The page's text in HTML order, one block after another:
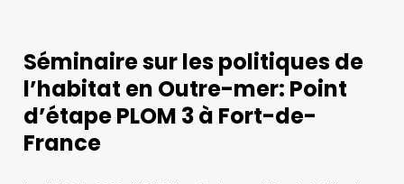
Séminaire sur les politiques de
l’habitat en Outre-mer: Point
d’étape PLOM 3 à Fort-de-
France